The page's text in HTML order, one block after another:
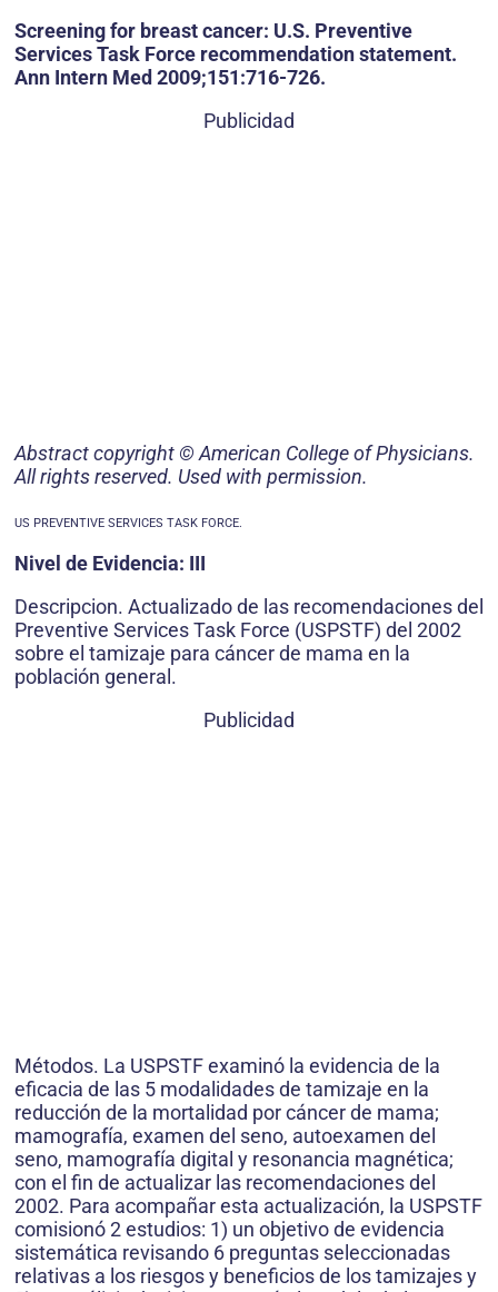
Screening for breast cancer: U.S. Preventive
Services Task Force recommendation statement.
Ann Intern Med 2009;151:716-726.
Publicidad
Abstract copyright © American College of Physicians.
All rights reserved. Used with permission.
US PREVENTIVE SERVICES TASK FORCE.
Nivel de Evidencia: III
Descripcion. Actualizado de las recomendaciones del
Preventive Services Task Force (USPSTF) del 2002
sobre el tamizaje para cáncer de mama en la
población general.
Publicidad
Métodos. La USPSTF examinó la evidencia de la
eficacia de las 5 modalidades de tamizaje en la
reducción de la mortalidad por cáncer de mama;
mamografía, examen del seno, autoexamen del
seno, mamografía digital y resonancia magnética;
con el fin de actualizar las recomendaciones del
2002. Para acompañar esta actualización, la USPSTF
comisionó 2 estudios: 1) un objetivo de evidencia
sistemática revisando 6 preguntas seleccionadas
relativas a los riesgos y beneficios de los tamizajes y